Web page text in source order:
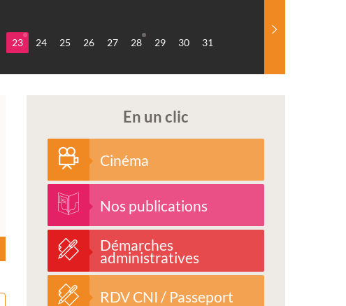
23 24 25 26 27 28 29 30 31
En un clic
Cinéma
Nos publications
Démarches
administratives
RDV CNI / Passeport